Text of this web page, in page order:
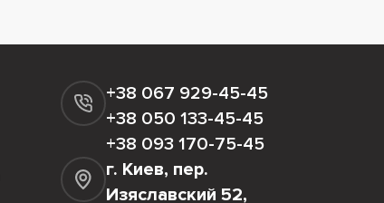
+38 067 929-45-45
+38 050 133-45-45
+38 093 170-75-45
г. Киев, пер.
Изяславский 52,